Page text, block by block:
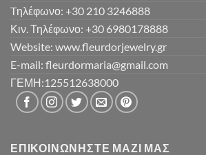
Tηλέφωνο: +30 210 3246888
Κιν. Τηλέφωνο: +30 6980178888
Website: www.fleurdorjewelry.gr
E-mail: fleurdormaria@gmail.com
ΓΕΜΗ:125512638000
ΕΠΙΚΟΙΝΩΝΉΣΤΕ ΜΑΖΊ ΜΑΣ